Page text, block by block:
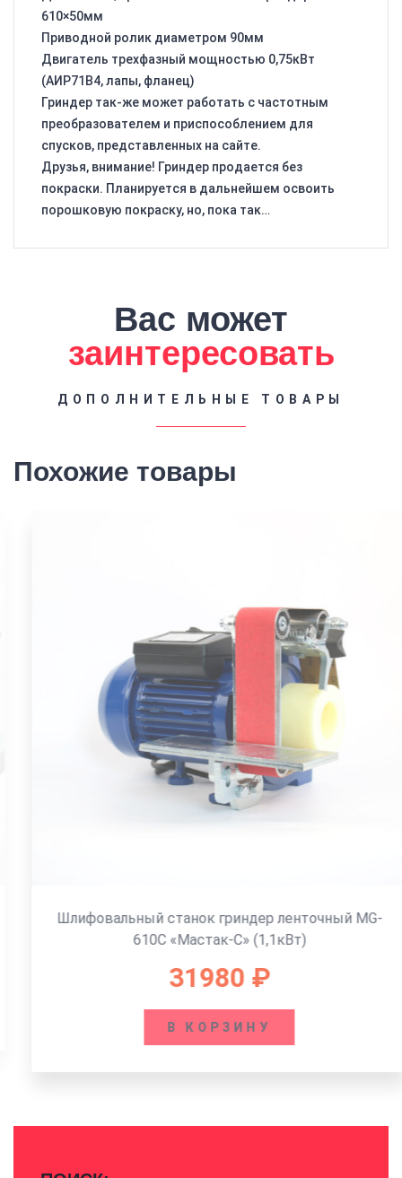
610×50мм
Приводной ролик диаметром 90мм
Двигатель трехфазный мощностью 0,75кВт
(АИР71В4, лапы, фланец)
Гриндер так-же может работать с частотным
преобразователем и приспособлением для
спусков, представленных на сайте.
Друзья, внимание! Гриндер продается без
покраски. Планируется в дальнейшем освоить
порошковую покраску, но, пока так…
Вас может
заинтересовать
ДОПОЛНИТЕЛЬНЫЕ ТОВАРЫ
Похожие товары
Шлифовальный станок гриндер ленточный MG-
610C «Мастак-C» (1,1кВт)
31980₽
В КОРЗИНУ